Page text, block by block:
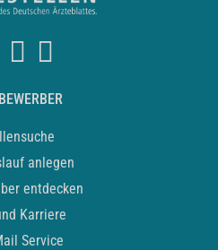
anlegen
entdecken
Karriere
Service